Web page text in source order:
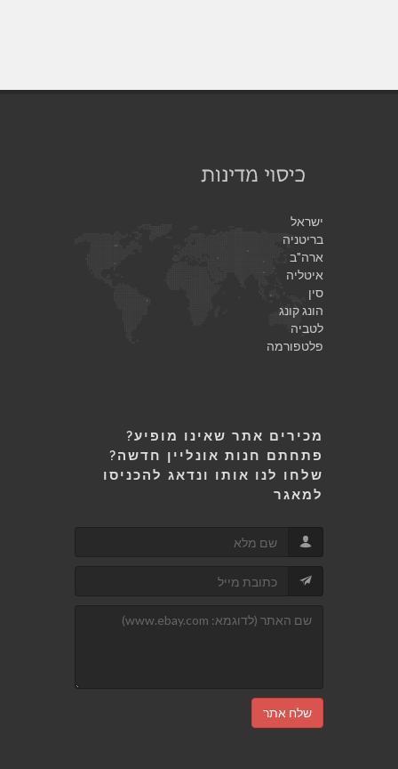
ישראל
בריטניה
ארה"ב
איטליה
סין
הונג קונג
לטביה
פלטפורמה
מכירים אתר שאינו מופיע?
פתחתם חנות אונליין חדשה?
שלחו לנו אותו ונדאג להכניסו
למאגר
שלח אתר